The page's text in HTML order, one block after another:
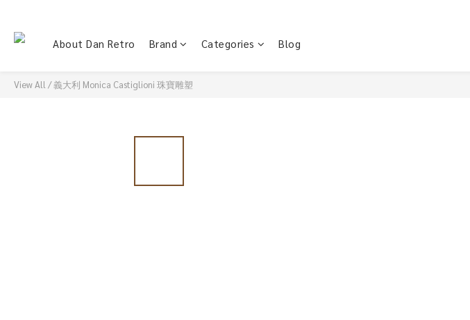
About Dan Retro Brand Categories Blog
View All /義大利 Monica Castiglioni 珠寶雕塑